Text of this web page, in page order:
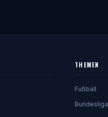
THEMEN
Fußball
Bundesliga